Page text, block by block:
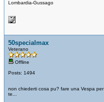
Lombardia-Gussago
50specialmax
Veterano
Offline
Posts: 1494
non chiederti cosa pu? fare una Vespa per
te...